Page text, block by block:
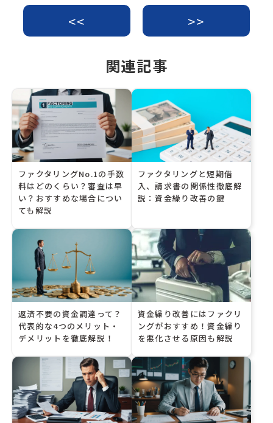
<< >>
関連記事
ファクタリングNo.1の手数
料はどのくらい？審査は早
い？おすすめな場合につい
ても解説
ファクタリングと短期借
入、請求書の関係性徹底解
説：資金繰り改善の鍵
返済不要の資金調達って？
代表的な4つのメリット・
デメリットを徹底解説！
資金繰り改善にはファクリ
ングがおすすめ！資金繰り
を悪化させる原因も解説